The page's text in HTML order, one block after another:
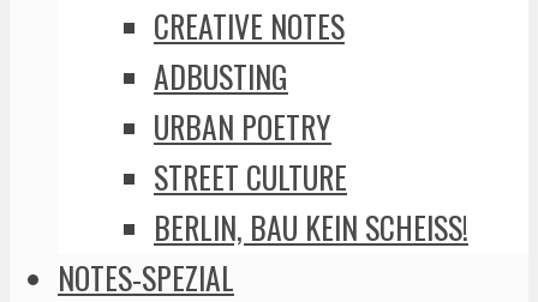
CREATIVE NOTES
ADBUSTING
URBAN POETRY
STREET CULTURE
BERLIN, BAU KEIN SCHEISS!
NOTES-SPEZIAL